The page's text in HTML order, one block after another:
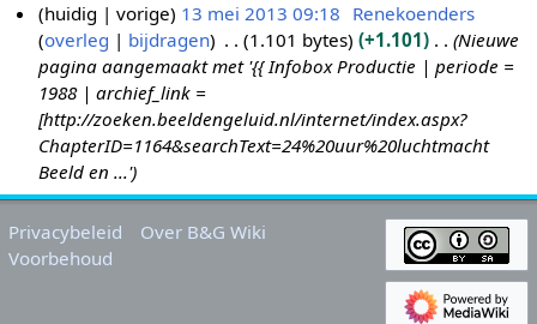
0
1
3
huidig vorige 13 mei 2013 09:18 Renekoenders
overleg
bijdragen 1.101 bytes +1.101
Nieuwe
pagina aangemaakt met '{{ Infobox Productie | periode =
1988 | archief_link =
[http://zoeken.beeldengeluid.nl/internet/index.aspx?
ChapterID=1164&searchText=24%20uur%20luchtmacht
Beeld en ...'
Privacybeleid
Over B&G Wiki
Voorbehoud